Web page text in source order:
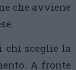
che avviene
chi sceglie la
A fronte